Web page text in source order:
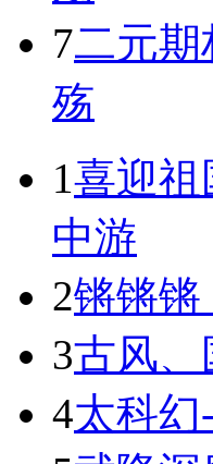
7二元期
殇
1喜迎祖
中游
2锵锵
3古风、
4太科